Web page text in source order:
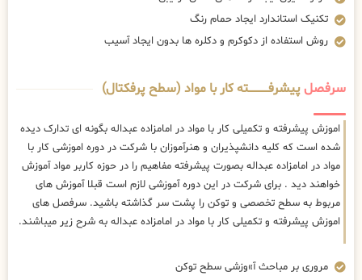
تکنیک استاندارد ایجاد حمام رنگ
روش استفاده از دکوکرم و دکلره ها بدون ایجاد آسیب
سرفصلپیشرفــــــــــــته کار با مواد (سطح پرفکتال)
اموزش پیشرفته و تکمیلی کار با مواد در امامزاده عبداله بگونه ای تدارک دیده
شده است که کلیه دانشپذیران و هنرآموزان با شرکت در دوره اموزشی کار با
مواد در امامزاده عبداله بصورت پیشرفته مفاهیم را در حوزه کاربر مواد آموزش
خواهند دید . برای شرکت در این دوره آموزشی لازم است قبلا آموزش های
مربوط به سطح تخصصی و توکن را پشت سر گذاشته باشید. سرفصل های
اموزش پیشرفته و تکمیلی کار با مواد در امامزاده عبداله به شرح زیر میباشند.
مروری بر مباحث آ»وزشی سطح توکن